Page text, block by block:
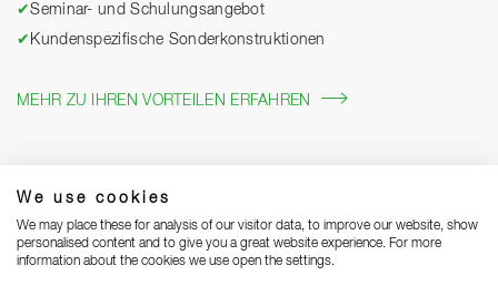
We use cookies
We may place these for analysis of our visitor data, to improve our website, show
personalised content and to give you a great website experience. For more
information about the cookies we use open the settings.
✔Seminar- und Schulungsangebot
✔ Kundenspezifische Sonderkonstruktionen
MEHR ZU IHREN VORTEILEN ERFAHREN